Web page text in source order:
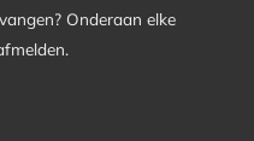
Onderaan elke